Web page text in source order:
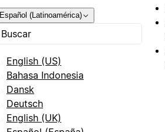
Español (Latinoamérica)
English (US)
Bahasa Indonesia
Dansk
Deutsch
English (UK)